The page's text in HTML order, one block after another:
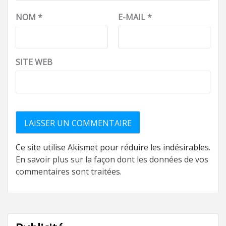
NOM * E-MAIL*
SITE WEB
Ce site utilise Akismet pour réduire les indésirables.
En savoir plus sur la façon dont les données de vos
commentaires sont traitées.